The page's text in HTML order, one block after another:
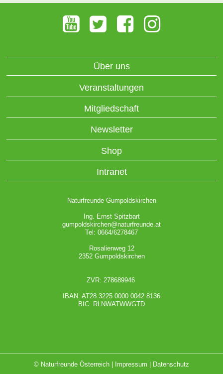
Über uns
Veranstaltungen
Mitgliedschaft
Newsletter
Shop
Intranet
Naturfreunde Gumpoldskirchen
Ing. Ernst Spitzbart
gumpoldskirchen@naturfreunde.at
Tel: 0664/6278467
Rosalienweg 12
2352 Gumpoldskirchen
ZVR: 278689946
IBAN: AT28 3225 0000 0042 8136
BIC: RLNWATWWGTD
© Naturfreunde Österreich | Impressum Datenschutz